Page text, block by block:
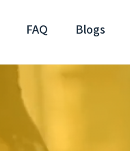
FAQ Blogs